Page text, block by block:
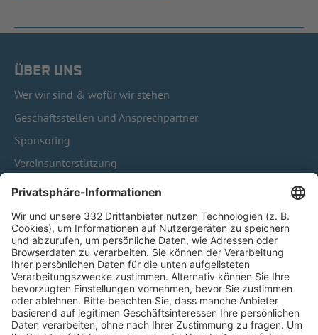
ÜBER UNS
Wer wir sind & wofür wir stehen
Geschäftsstellen und Ansprechpartner
Sponsoring
Vereinsunterstützung
Infothek
HÄUFIG BESUCHTE SEITEN
Pässe und Vereinswechsel
Trainerausbildung
Schulungsangebot Vereinsmitarbeiter